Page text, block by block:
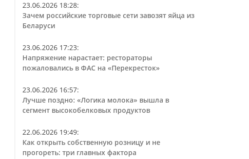
23.06.2026 18:28:
Зачем российские торговые сети завозят яйца из
Беларуси
23.06.2026 17:23:
Напряжение нарастает: рестораторы
пожаловались в ФАС на «Перекресток»
23.06.2026 16:57:
Лучше поздно: «Логика молока» вышла в
сегмент высокобелковых продуктов
22.06.2026 19:49:
Как открыть собственную розницу и не
прогореть: три главных фактора